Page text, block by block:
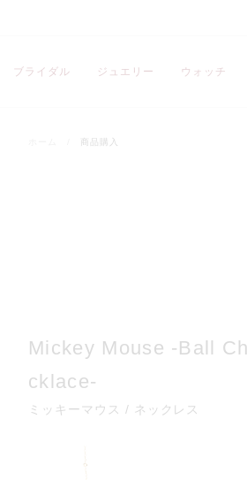
ブライダル ジュエリー ウォッチ
商品購入
Mickey Mouse -Ball
cklace-
ミッキーマウス / ネックレス